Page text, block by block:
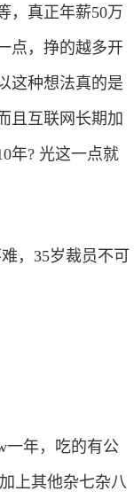
，真正年薪50万
点，挣的越多开
这种想法真的是
且互联网长期加
年? 光这一点就
一年，吃的有公
上其他杂七杂八